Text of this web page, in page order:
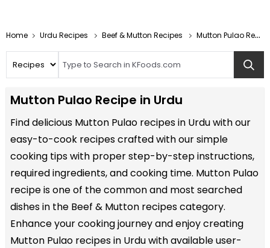
Home Urdu Recipes Beef & Mutton Recipes Mutton Pulao Recipe In Urdu
Mutton Pulao Recipe in Urdu
Find delicious Mutton Pulao recipes in Urdu with our
easy-to-cook recipes crafted with our simple
cooking tips with proper step-by-step instructions,
required ingredients, and cooking time. Mutton Pulao
recipe is one of the common and most searched
dishes in the Beef & Mutton recipes category.
Enhance your cooking journey and enjoy creating
Mutton Pulao recipes in Urdu with available user-